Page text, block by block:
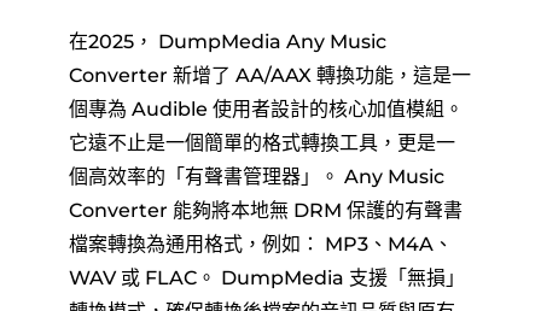
在2025， DumpMedia Any Music
Converter 新增了 AA/AAX 轉換功能，這是一
個專為 Audible 使用者設計的核心加值模組。
它遠不止是一個簡單的格式轉換工具，更是一
個高效率的「有聲書管理器」。 Any Music
Converter 能夠將本地無 DRM 保護的有聲書
檔案轉換為通用格式，例如： MP3、M4A、
WAV 或 FLAC。 DumpMedia 支援「無損」